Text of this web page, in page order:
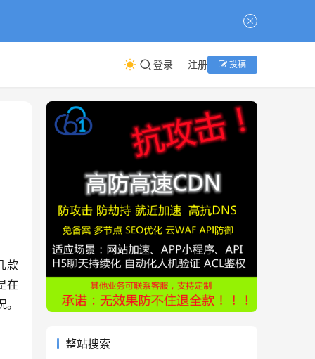
登录 注册 投稿
款
在
整站搜索